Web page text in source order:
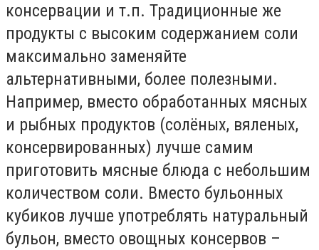
консервации и т.п. Традиционные же
продукты с высоким содержанием соли
максимально заменяйте
альтернативными, более полезными.
Например, вместо обработанных мясных
и рыбных продуктов (солёных, вяленых,
консервированных) лучше самим
приготовить мясные блюда с небольшим
количеством соли. Вместо бульонных
кубиков лучше употреблять натуральный
бульон, вместо овощных консервов –